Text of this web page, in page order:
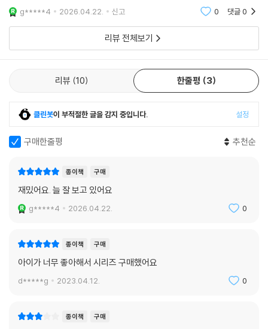
래서 언제든 불의와 맞서 싸우는 슈퍼히어로들의 멋진 활약을 볼 수 있습
니다. 또한 1권에 등장했던 핫도그들과 필리가 로봇으로 만들어져 슈퍼히
어로들과 위험천만한 대결을 펼칩니다. 다양하고 매력적인 캐릭터뿐만 아
니라 거침 없는 상상력으로 현실을 거뜬히 뛰어넘는 자유분방한 이야기 전
「도그맨」 시리즈는 원서 읽기로도 유명한 책입니다. 영어가 익숙하지 못한
아이들마저도 흠뻑 빠져 읽을 만큼 쉽고 재밌을 뿐 아니라 마음을 울리는
감동적인 이야기가 담겨 있기 때문입니다. 「도그맨」 을 직접 만난 독자들은
하나같이 입을 모아 “아이가 스스로 읽고 또 읽는 책!”, “아이에게 책 읽기
의 즐거움을 알려 준 고마운 책!”이라고 말합니다. 「도그맨」 을 통해 책 읽
가 될 것입니다. 실제로 이 책은 미국 아마존에서 수백 명의 현직 교사의 의
견을 통해 뽑는 ‘평생 독서를 사랑하게 만드는 책’입니다.
g*****4 2026.04.22. 신고 0 댓글0
리뷰 전체보기
리뷰 10 한줄평 3
클린봇이 부적절한 글을 감지 중입니다. 설정
구매한줄평 추천순
종이책 구매
재밌어요. 늘 잘 보고 있어요
g*****4 2026.04.22. 0
종이책 구매
아이가 너무 좋아해서 시리즈 구매했어요
d*****g 2023.04.12. 0
종이책 구매